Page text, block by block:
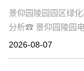
景仰园陵园园区绿
分析☎ 景仰园陵园
陵园作为一家专业
2026-08-07